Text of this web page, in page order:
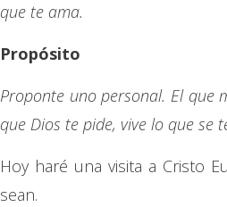
que te ama.
Propósito
Proponte uno personal. El que
que Dios te pide, vive lo que se
Hoy haré una visita a Cristo
sean.